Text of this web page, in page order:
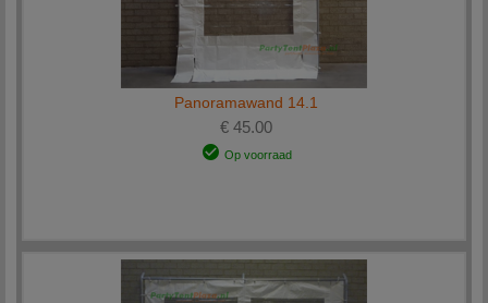
Panoramawand 14.1
€ 45.00
Op voorraad